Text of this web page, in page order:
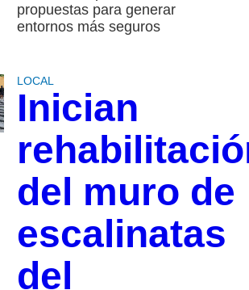
propuestas para generar
entornos más seguros
LOCAL
Inician
del muro de
escalinatas
del